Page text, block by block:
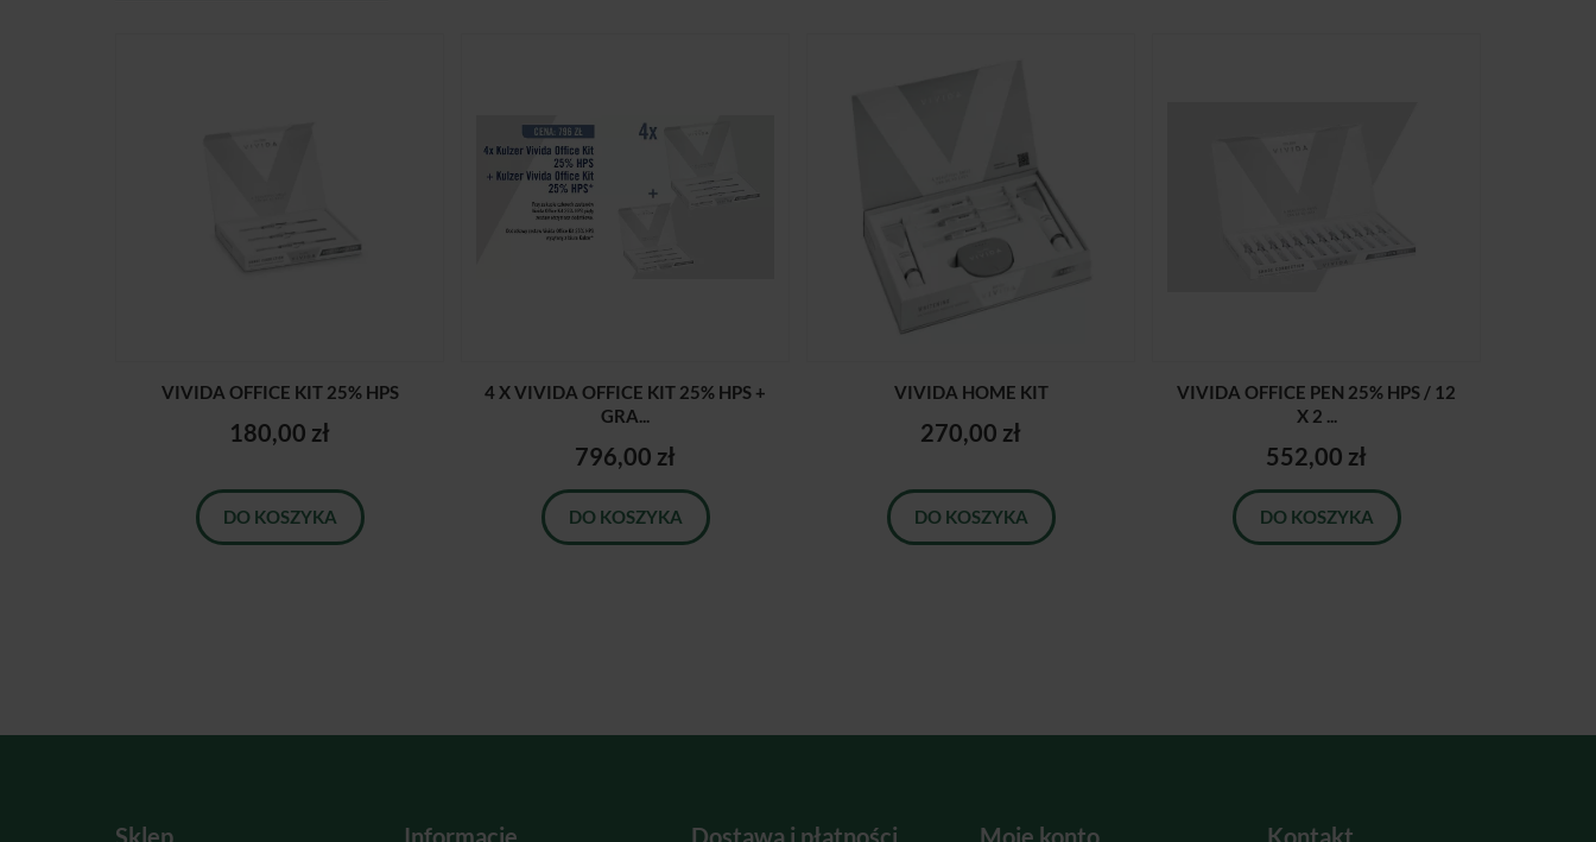
VIVIDA OFFICE KIT 25% HPS
180,00 zł
DO KOSZYKA
4 X VIVIDA OFFICE KIT 25% HPS +
GRA...
796,00 zł
DO KOSZYKA
VIVIDA HOME KIT
270,00 zł
DO KOSZYKA
VIVIDA OFFICE PEN 25% HPS / 12
X 2 ...
552,00 zł
DO KOSZYKA